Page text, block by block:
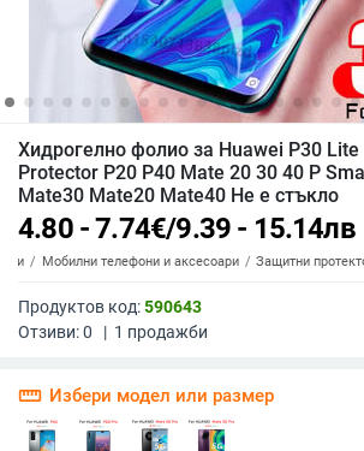
Хидрогелно фолио за Huawei P30 Lite
Protector P20 P40 Mate 20 30 40 P
Mate30 Mate20 Mate40 Не е стъкло
4.80 - 7.74€/9.39 - 15.14лв
Мобилни телефони и аксесоари Защитни
Продуктов код:590643
Отзиви:0 | 1 продажби
straighten Избери модел или размер